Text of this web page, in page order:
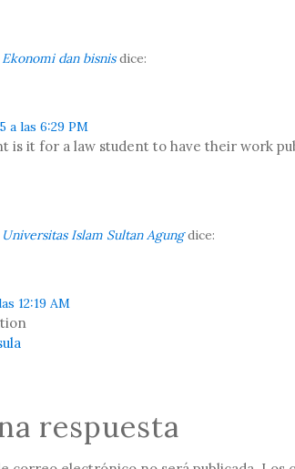
Ekonomi dan bisnis dice:
a las 6:29 PM
is it for a law student to have their work
Universitas Islam Sultan Agung dice:
12:19 AM
respuesta